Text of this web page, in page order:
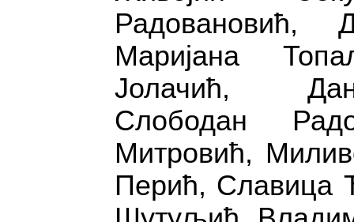
Радовановић,
Маријана
Јолачић,
Слободан
Митровић,
Перић, Славица